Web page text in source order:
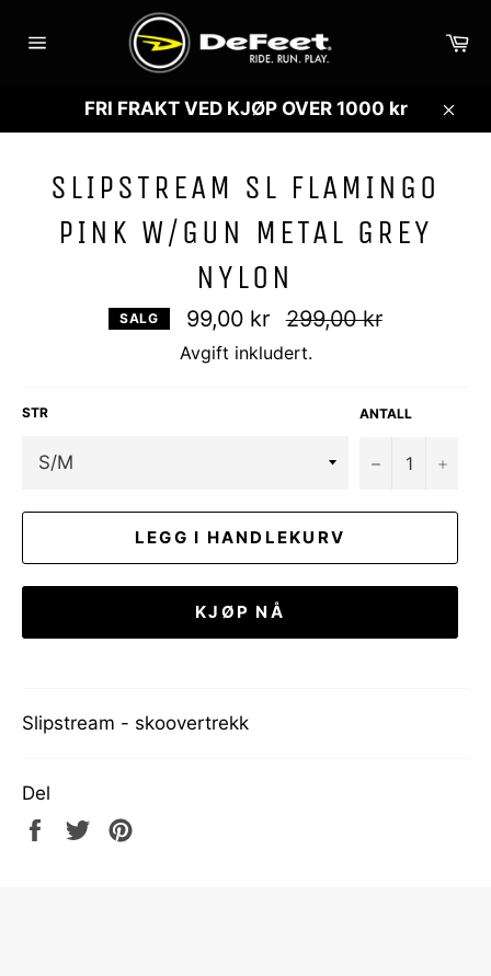
videre
Sidenavigasjon
FRI FRAKT VED KJØP OVER 1000 kr
Lukk
SLIPSTREAM SL FLAMINGO
PINK W/GUN METAL GREY
NYLON
SALG 99,00 kr
Vanlig
pris
299,00 kr
Avgift inkludert.
STR ANTALL
− +
LEGG I HANDLEKURV
KJØP NÅ
Slipstream - skoovertrekk
Del
Del
Tweet